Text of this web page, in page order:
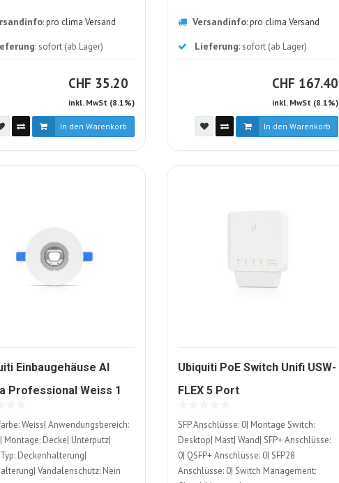
:pro clima Versand
: sofort (ab Lager)
CHF CHF
35.20
inkl. MwSt (8.1%)
In den Warenkorb
Versandinfo:pro clima Versand
Lieferung: sofort (ab Lager)
CHF CHF
167.40
inkl. MwSt (8.1%)
In den Warenkorb
Einbaugehäuse AI
Professional Weiss 1
ALTWeiss| Anwendungsbereich:
Montage: Decke| Unterputz|
Deckenhalterung|
Vandalenschutz: Nein
Ubiquiti PoE Switch Unifi USW-
FLEX 5 Port972680-
SFP Anschlüsse: 0| Montage Switch:
Desktop| Mast| Wand| SFP+ Anschlüsse:
0| QSFP+ Anschlüsse: 0| SFP28
Anschlüsse: 0| Switch Management: